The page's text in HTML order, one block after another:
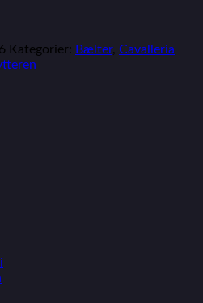
Kategorier: Bælter, Cavalleria